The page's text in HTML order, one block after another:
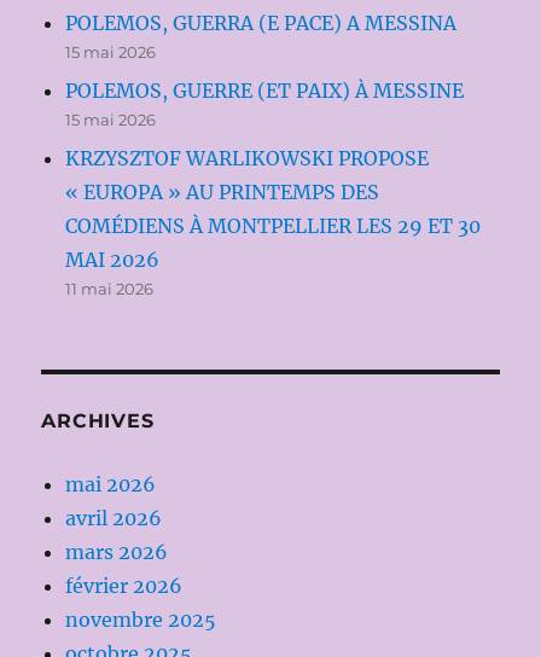
POLEMOS, GUERRA (E PACE) A MESSINA
15 mai 2026
POLEMOS, GUERRE (ET PAIX) À MESSINE
15 mai 2026
KRZYSZTOF WARLIKOWSKI PROPOSE
« EUROPA » AU PRINTEMPS DES
COMÉDIENS À MONTPELLIER LES 29 ET 30
MAI 2026
11 mai 2026
ARCHIVES
mai 2026
avril 2026
mars 2026
février 2026
novembre 2025